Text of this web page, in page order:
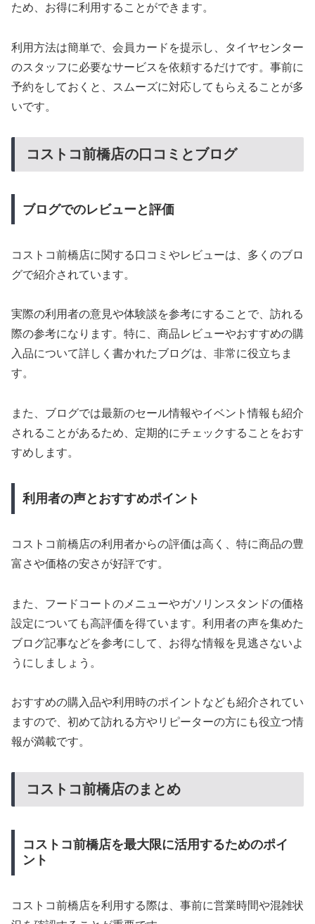
ため、お得に利用することができます。
利用方法は簡単で、会員カードを提示し、タイヤセンター
のスタッフに必要なサービスを依頼するだけです。事前に
予約をしておくと、スムーズに対応してもらえることが多
いです。
コストコ前橋店の口コミとブログ
ブログでのレビューと評価
コストコ前橋店に関する口コミやレビューは、多くのブロ
グで紹介されています。
実際の利用者の意見や体験談を参考にすることで、訪れる
際の参考になります。特に、商品レビューやおすすめの購
入品について詳しく書かれたブログは、非常に役立ちま
す。
また、ブログでは最新のセール情報やイベント情報も紹介
されることがあるため、定期的にチェックすることをおす
すめします。
利用者の声とおすすめポイント
コストコ前橋店の利用者からの評価は高く、特に商品の豊
富さや価格の安さが好評です。
また、フードコートのメニューやガソリンスタンドの価格
設定についても高評価を得ています。利用者の声を集めた
ブログ記事などを参考にして、お得な情報を見逃さないよ
うにしましょう。
おすすめの購入品や利用時のポイントなども紹介されてい
ますので、初めて訪れる方やリピーターの方にも役立つ情
報が満載です。
コストコ前橋店のまとめ
コストコ前橋店を最大限に活用するためのポイ
ント
コストコ前橋店を利用する際は、事前に営業時間や混雑状